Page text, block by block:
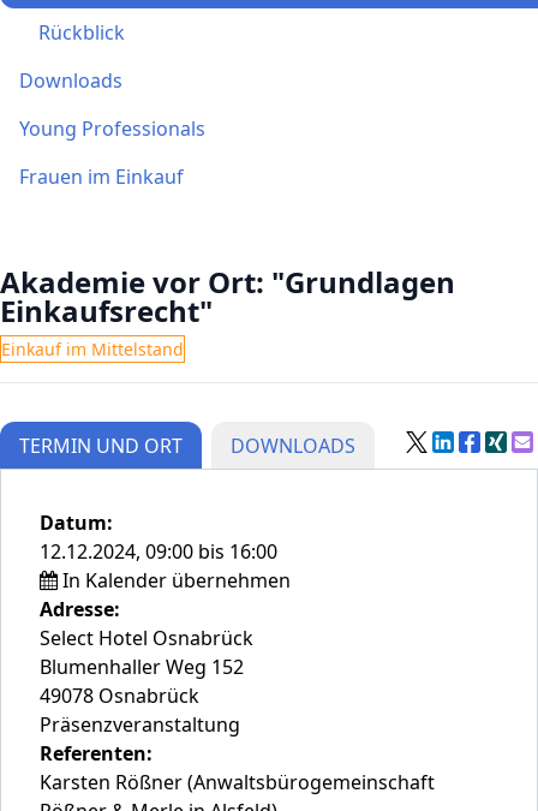
Rückblick
Downloads
Young Professionals
Frauen im Einkauf
Akademie vor Ort: "Grundlagen
Einkaufsrecht"
Einkauf im Mittelstand
TERMIN UND ORT DOWNLOADS
Datum:
12.12.2024, 09:00 bis 16:00
In Kalender übernehmen
Adresse:
Select Hotel Osnabrück
Blumenhaller Weg 152
49078 Osnabrück
Präsenzveranstaltung
Referenten:
Karsten Rößner (Anwaltsbürogemeinschaft